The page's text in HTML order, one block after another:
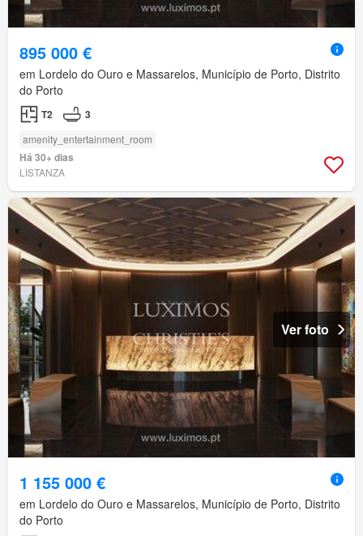
895 000 €
em Lordelo do Ouro e Massarelos, Município de Porto, Distrito
do Porto
T2 3
amenity_entertainment_room
Há 30+ dias
LISTANZA
Ver foto
1 155 000 €
em Lordelo do Ouro e Massarelos, Município de Porto, Distrito
do Porto